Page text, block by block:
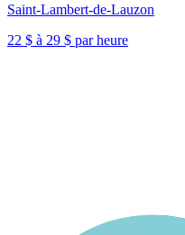
Saint-Lambert-de-Lauzon
22 $ à 29 $ par heure